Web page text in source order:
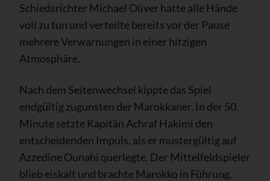
Schiedsrichter Michael Oliver hatte alle Hände
voll zu tun und verteilte bereits vor der Pause
mehrere Verwarnungen in einer hitzigen
Atmosphäre.
Nach dem Seitenwechsel kippte das Spiel
endgültig zugunsten der Marokkaner. In der 50.
Minute setzte Kapitän Achraf Hakimi den
entscheidenden Impuls, als er mustergültig auf
Azzedine Ounahi querlegte. Der Mittelfeldspieler
blieb eiskalt und brachte Marokko in Führung.